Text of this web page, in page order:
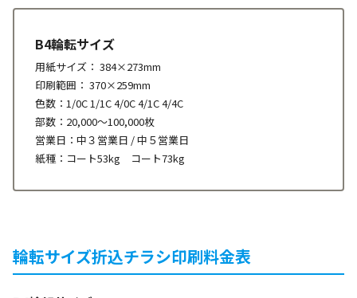
B4輪転サイズ
用紙サイズ： 384×273mm
印刷範囲： 370×259mm
色数：1/0C 1/1C 4/0C 4/1C 4/4C
部数：20,000～100,000枚
営業日：中３営業日 / 中５営業日
紙種：コート53kg コート73kg
輪転サイズ折込チラシ印刷料金表